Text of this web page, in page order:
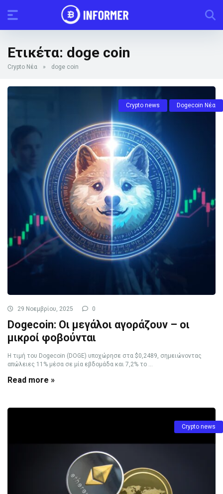
Ετικέτα: doge coin
Crypto Νέα » doge coin
Crypto news Dogecoin Νέα
29 Νοεμβρίου, 2025 0
Dogecoin: Οι μεγάλοι αγοράζουν – οι
μικροί φοβούνται
Η τιμή του Dogecoin (DOGE) υποχώρησε στα $0,2489, σημειώνοντας
απώλειες 11% μέσα σε μία εβδομάδα και 7,2% το ...
Read more »
Crypto news